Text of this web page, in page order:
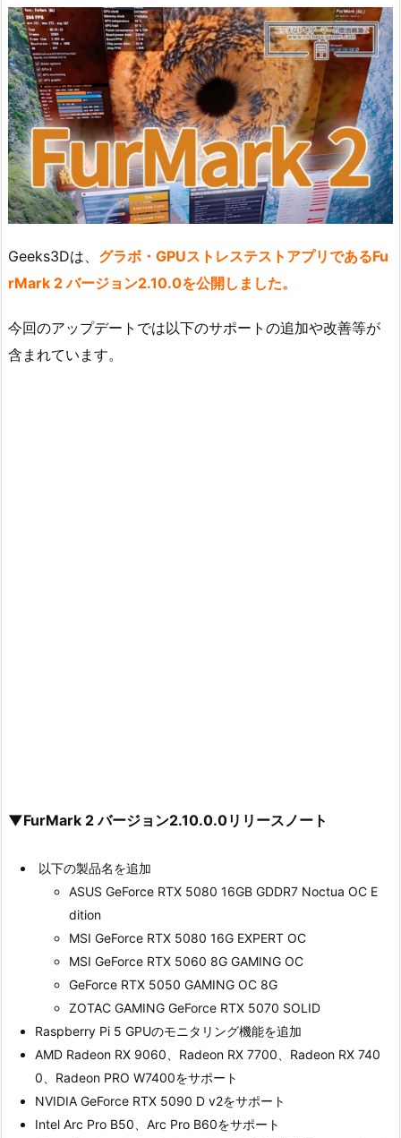
Geeks3Dは、 グラボ・GPUストレステストアプリであるFu
rMark 2 バージョン2.10.0を公開しました。
今回のアップデートでは以下のサポートの追加や改善等が
含まれています。
▼FurMark 2 バージョン2.10.0.0リリースノート
以下の製品名を追加
ASUS GeForce RTX 5080 16GB GDDR7 Noctua OC E
dition
MSI GeForce RTX 5080 16G EXPERT OC
MSI GeForce RTX 5060 8G GAMING OC
GeForce RTX 5050 GAMING OC 8G
ZOTAC GAMING GeForce RTX 5070 SOLID
Raspberry Pi 5 GPUのモニタリング機能を追加
AMD Radeon RX 9060、Radeon RX 7700、Radeon RX 740
0、Radeon PRO W7400をサポート
NVIDIA GeForce RTX 5090 D v2をサポート
Intel Arc Pro B50、Arc Pro B60をサポート